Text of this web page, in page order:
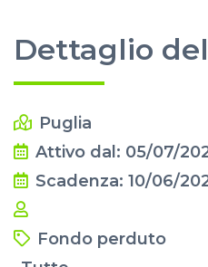
Dettaglio
Puglia
Attivo dal: 05/07/
Scadenza: 10/06/
Fondo perduto